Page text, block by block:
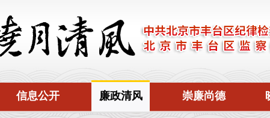
信息公开 廉政清风 崇廉尚德